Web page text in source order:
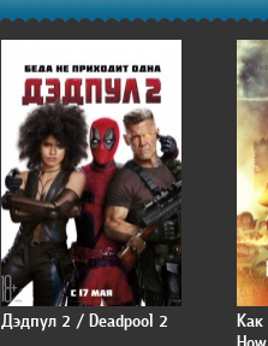
Дэдпул 2 / Deadpool 2
Как